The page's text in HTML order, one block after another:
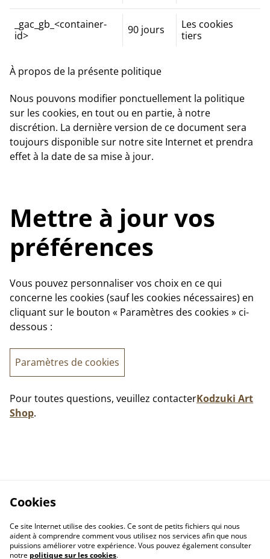
_gac_gb_<container-
id>
90 jours
Les cookies
tiers
À propos de la présente politique
Nous pouvons modifier ponctuellement la politique
sur les cookies, en tout ou en partie, à notre
discrétion. La dernière version de ce document sera
toujours disponible sur notre site Internet et prendra
effet à la date de sa mise à jour.
Mettre à jour vos
préférences
Vous pouvez personnaliser vos choix en ce qui
concerne les cookies (sauf les cookies nécessaires) en
cliquant sur le bouton « Paramètres des cookies » ci-
dessous :
Paramètres de cookies
Pour toutes questions, veuillez contacterKodzuki Art
Shop.
Cookies
Ce site Internet utilise des cookies. Ce sont de petits fichiers qui nous
aident à comprendre comment vous utilisez nos services afin que nous
puissions améliorer votre expérience. Vous pouvez également consulter
notre politique sur les cookies.